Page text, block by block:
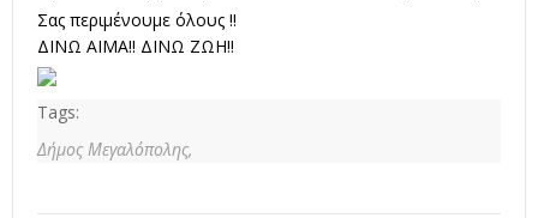
Σας περιμένουμε όλους !!
ΔΙΝΩ ΑΙΜΑ!! ΔΙΝΩ ΖΩΗ!!
Tags:
Δήμος Μεγαλόπολης,